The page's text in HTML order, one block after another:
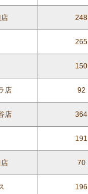
248
265
150
店 92
店 364
191
70
196